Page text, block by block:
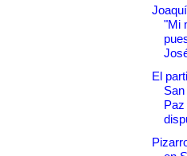
"Mi
El
Paz